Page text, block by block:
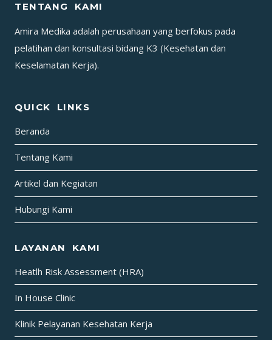
TENTANG KAMI
Amira Medika adalah perusahaan yang berfokus pada
pelatihan dan konsultasi bidang K3 (Kesehatan dan
Keselamatan Kerja).
QUICK LINKS
Beranda
Tentang Kami
Artikel dan Kegiatan
Hubungi Kami
LAYANAN KAMI
Heatlh Risk Assessment (HRA)
In House Clinic
Klinik Pelayanan Kesehatan Kerja